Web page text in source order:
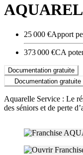
25 000 €Apport
373 000 €CA
Documentation gratuite
Documentation gratuite
Aquarelle Service : Le
des séniors et de perte